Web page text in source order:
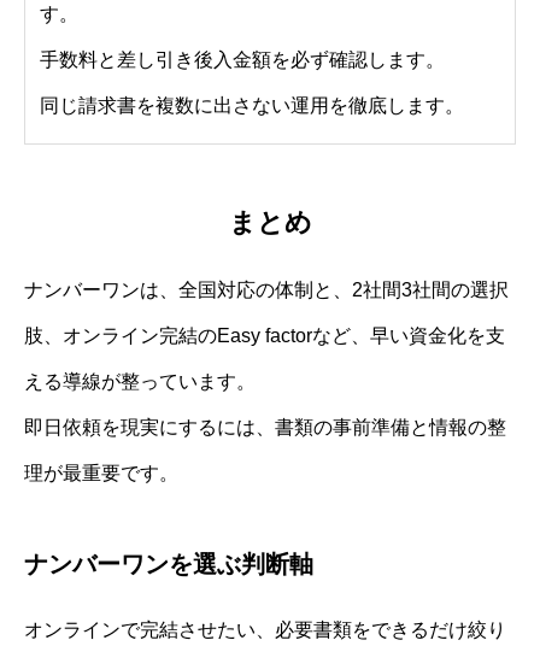
す。
手数料と差し引き後入金額を必ず確認します。
同じ請求書を複数に出さない運用を徹底します。
まとめ
ナンバーワンは、全国対応の体制と、2社間3社間の選択
肢、オンライン完結のEasy factorなど、早い資金化を支
える導線が整っています。
即日依頼を現実にするには、書類の事前準備と情報の整
理が最重要です。
ナンバーワンを選ぶ判断軸
オンラインで完結させたい、必要書類をできるだけ絞り